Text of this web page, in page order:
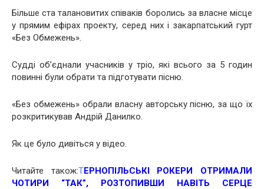
Більше ста талановитих співаків боролись за власне місце
у прямим ефірах проекту, серед них і закарпатський гурт
«Без Обмежень».
Судді об’єднали учасників у тріо, які всього за 5 годин
повинні були обрати та підготувати пісню.
«Без обмежень» обрали власну авторську пісню, за що їх
розкритикував Андрій Данилко.
Як це було дивіться у відео.
Читайте також:ТЕРНОПІЛЬСЬКІ РОКЕРИ ОТРИМАЛИ
ЧОТИРИ “ТАК”, РОЗТОПИВШИ НАВІТЬ СЕРЦЕ